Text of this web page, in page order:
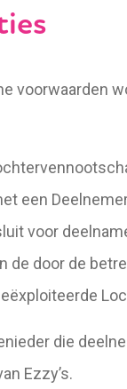
voorwaarden
een
voor
de door de
die
Ezzy’s.